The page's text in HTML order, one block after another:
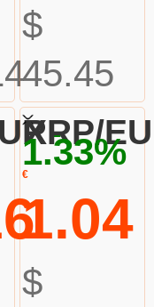
$
45.45
-
XRP/
1.33%
€
1.04
$